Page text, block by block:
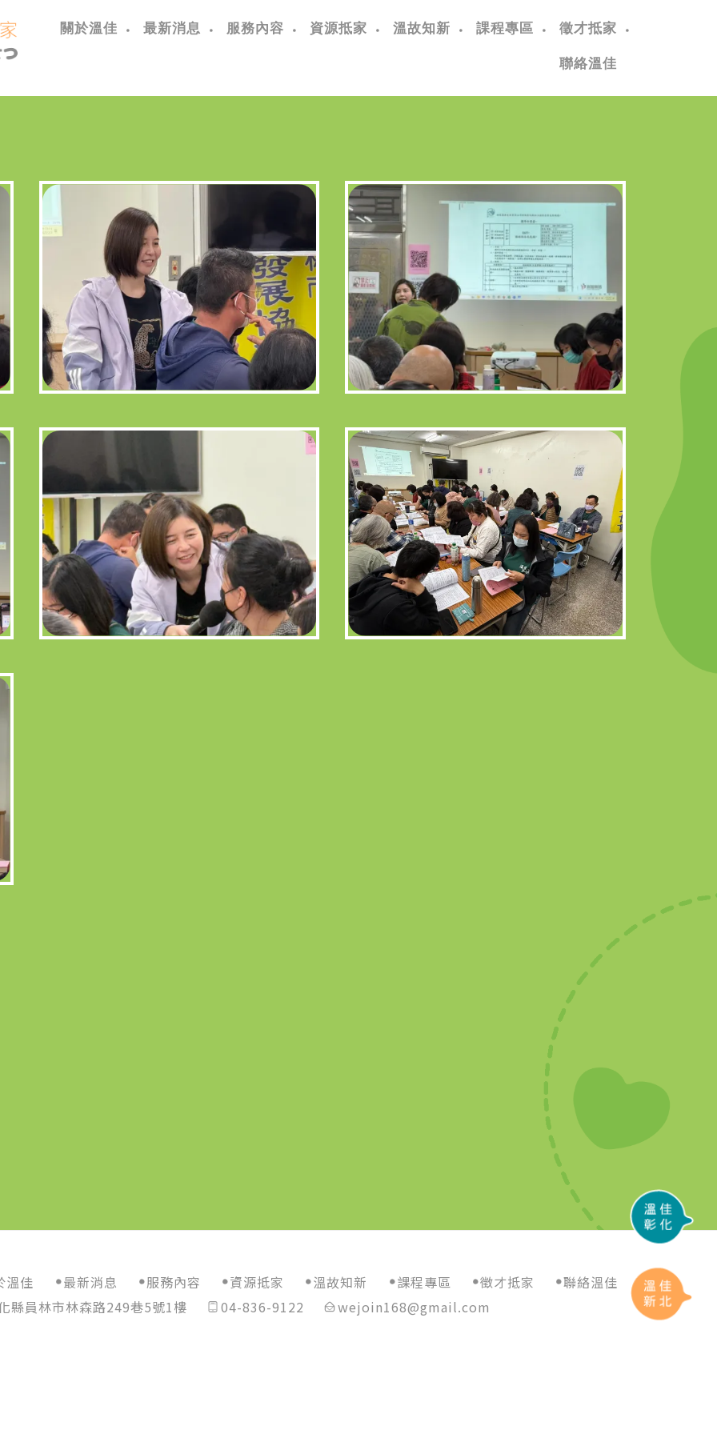
關於溫佳 最新消息 服務內容 資源抵家 溫故知新 課程專區 徵才抵家
聯絡溫佳
04-836-9122 wejoin168@gmail.com
縣員林市林森路249巷5號1樓
溫佳 最新消息 服務內容 資源抵家 溫故知新 課程專區 徵才抵家 聯絡溫佳